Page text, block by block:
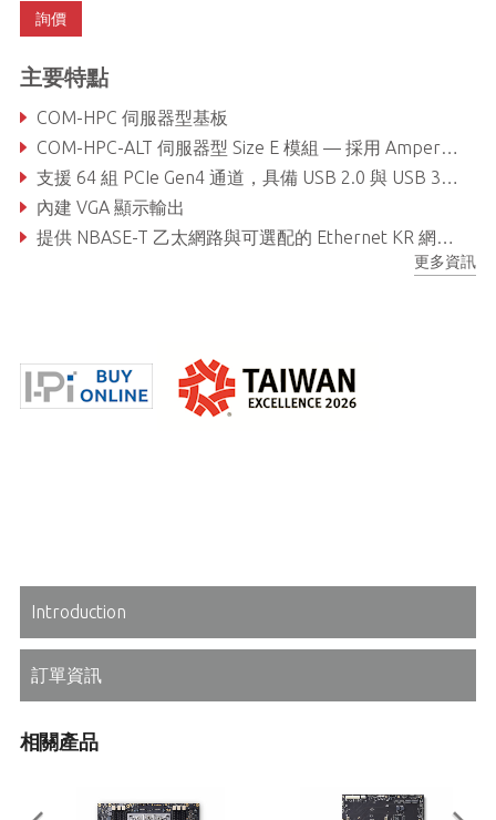
詢價
主要特點
COM-HPC 伺服器型基板
COM-HPC-ALT 伺服器型 Size E 模組 — 採用 Ampere® Altra® 32 / 64 / 80 / 96 / 128 核心 SoC，提供高密度運算效能
支援 64 組 PCIe Gen4 通道，具備 USB 2.0 與 USB 3.0 介面
內建 VGA 顯示輸出
提供 NBASE-T 乙太網路與可選配的 Ethernet KR 網路介面
更多資訊
Introduction
訂單資訊
相關產品